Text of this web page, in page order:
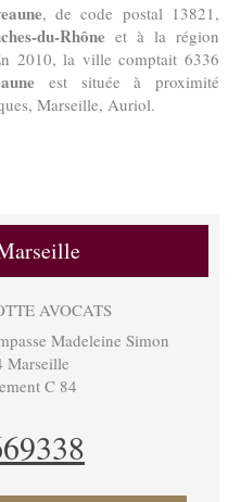
, de code postal 13821,
du-Rhône et à la région
2010, la ville comptait 6336
est située à proximité
Marseille, Auriol.
AVOCATS
Madeleine Simon
Marseille
C 84